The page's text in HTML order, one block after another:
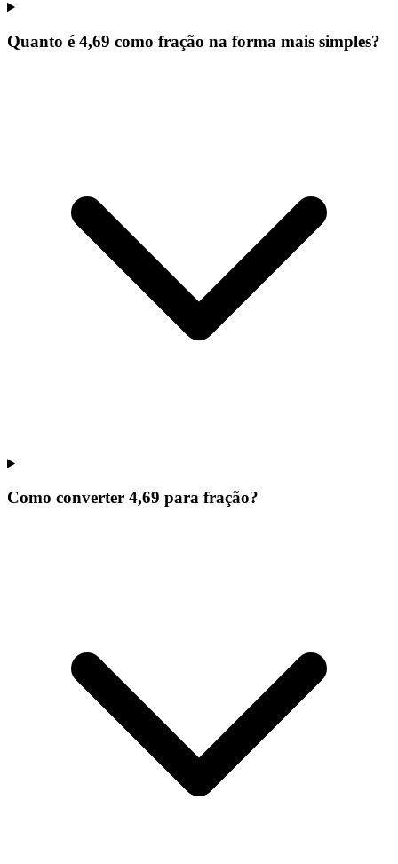
Quanto é 4,69 como fração na forma mais simples?
Como converter 4,69 para fração?